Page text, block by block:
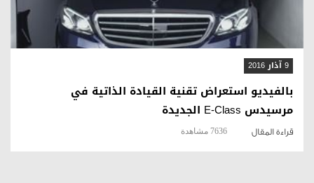
9 آذار 2016
بالفيديو استعراض تقنية القيادة الذاتية في
مرسيدس E-Class الجديدة
قراءة المقال 7636 مشاهدة